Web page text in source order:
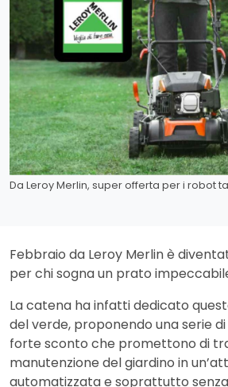
Da Leroy Merlin, super offerta per i robot
Febbraio da Leroy Merlin è
per chi sogna un prato
La catena ha infatti dedicato
del verde, proponendo una serie
forte sconto che promettono di
manutenzione del giardino in
automatizzata e soprattutto